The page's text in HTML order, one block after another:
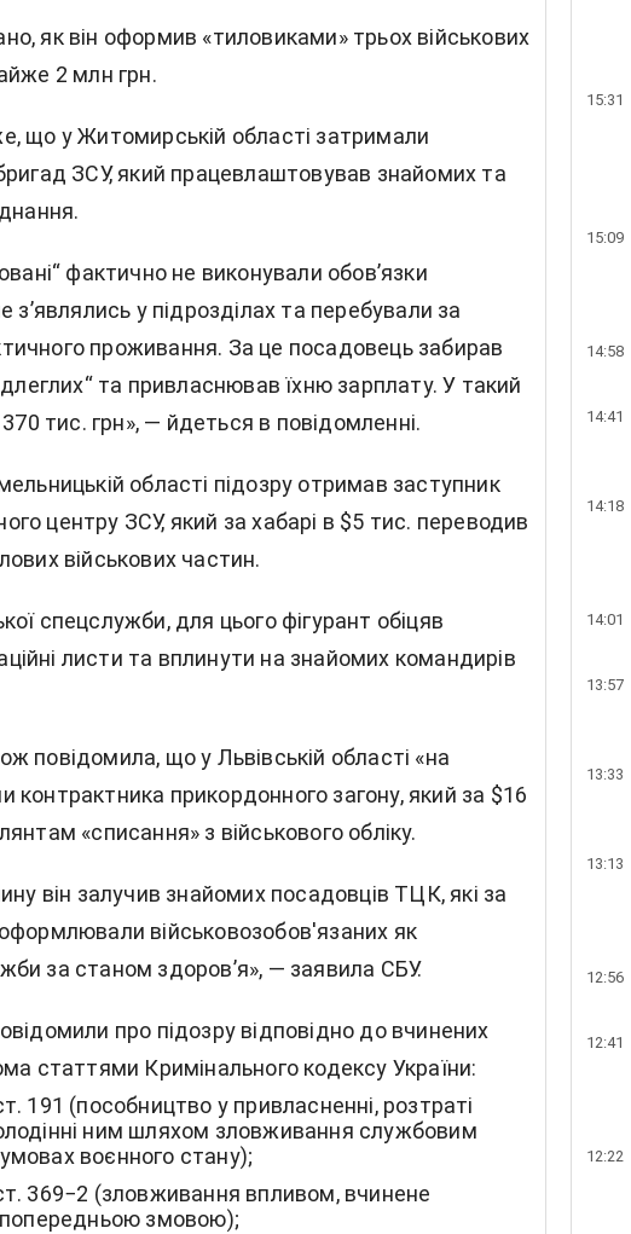
як він оформив «тиловиками» трьох військових
2 млн грн.
що у Житомирській області затримали
ЗСУ, який працевлаштовував знайомих та
фактично не виконували обов’язки
з’являлись у підрозділах та перебували за
проживання. За це посадовець забирав
та привласнював їхню зарплату. У такий
370 тис. грн», — йдеться в повідомленні.
області підозру отримав заступник
центру ЗСУ, який за хабарі в $5 тис. переводив
військових частин.
спецслужби, для цього фігурант обіцяв
листи та вплинути на знайомих командирів
повідомила, що у Львівській області «на
контрактника прикордонного загону, який за $16
«списання» з військового обліку.
він залучив знайомих посадовців ТЦК, які за
військовозобов'язаних як
за станом здоров’я», — заявила СБУ.
про підозру відповідно до вчинених
статтями Кримінального кодексу України:
191 (пособництво у привласненні, розтраті
ним шляхом зловживання службовим
воєнного стану);
369−2 (зловживання впливом, вчинене
попередньою змовою);
15:31
15:09
14:58
14:41
14:18
14:01
13:57
13:33
13:13
12:56
12:41
12:22